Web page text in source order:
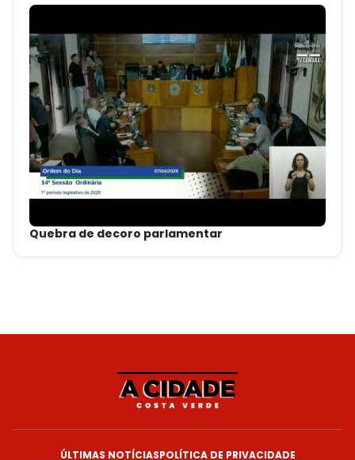
Quebra de decoro parlamentar
ÚLTIMAS NOTÍCIASPOLÍTICA DE PRIVACIDADE